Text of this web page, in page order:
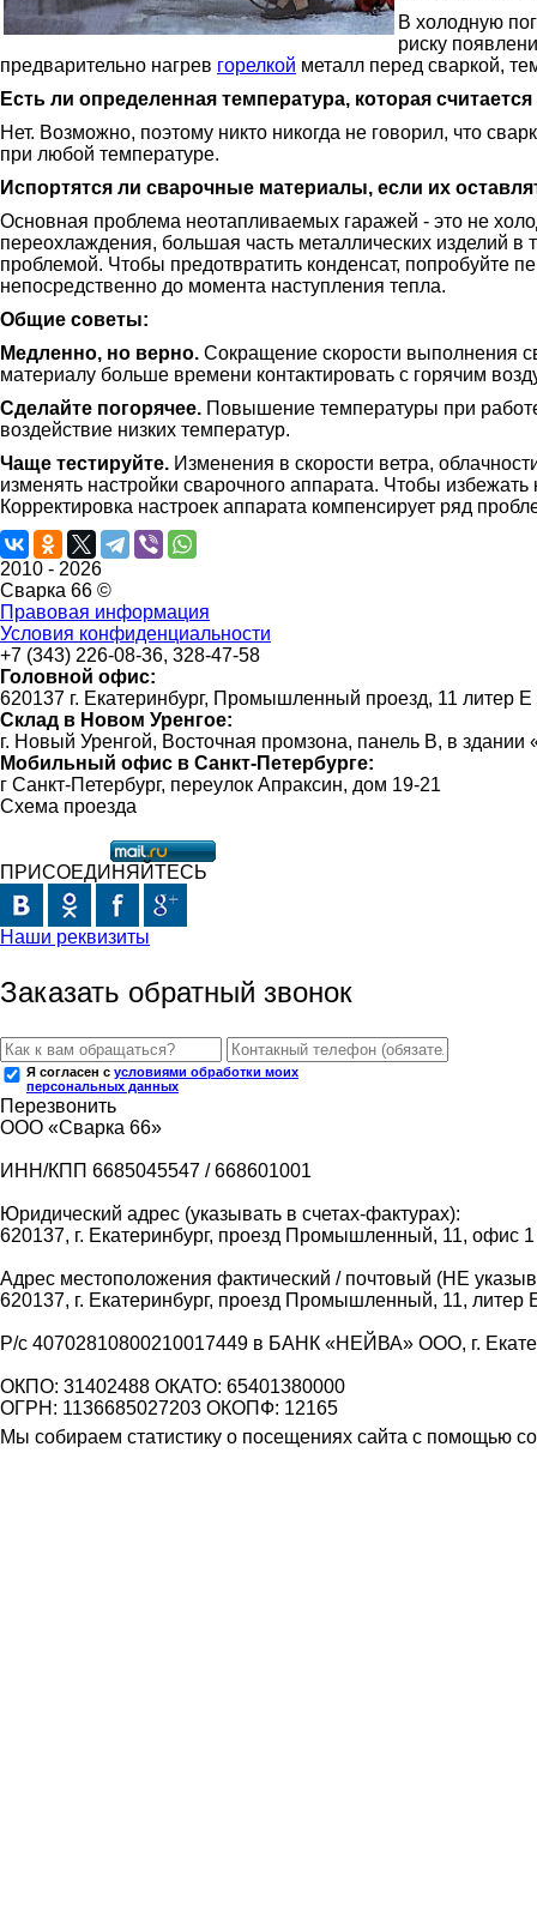
В холодную
риску
предварительно нагрев горелкой металл перед сваркой,
Есть ли определенная температура, которая
Нет. Возможно, поэтому никто никогда не говорил, что
при любой температуре.
Испортятся ли сварочные материалы, если их
Основная проблема неотапливаемых гаражей - это не
переохлаждения, большая часть металлических изделий в
проблемой. Чтобы предотвратить конденсат, попробуйте
непосредственно до момента наступления тепла.
Общие советы:
Медленно, но верно. Сокращение скорости выполнения
материалу больше времени контактировать с горячим
Сделайте погорячее. Повышение температуры при
воздействие низких температур.
Чаще тестируйте. Изменения в скорости ветра,
изменять настройки сварочного аппарата. Чтобы
Корректировка настроек аппарата компенсирует ряд
2010 - 2026
Сварка 66 ©
Правовая информация
Условия конфиденциальности
+7 (343) 226-08-36, 328-47-58
Головной офис:
620137 г. Екатеринбург, Промышленный проезд, 11 литер Е
Склад в Новом Уренгое:
г. Новый Уренгой, Восточная промзона, панель В, в
Мобильный офис в Санкт-Петербурге:
г Санкт-Петербург, переулок Апраксин, дом 19-21
Схема проезда
ПРИСОЕДИНЯЙТЕСЬ
Наши реквизиты
Заказать обратный звонок
Я согласен с условиями обработки моих
персональных данных
Перезвонить
ООО «Сварка 66»
ИНН/КПП 6685045547 / 668601001
Юридический адрес (указывать в счетах-фактурах):
620137, г. Екатеринбург, проезд Промышленный, 11, офис 1
Адрес местоположения фактический / почтовый (НЕ
620137, г. Екатеринбург, проезд Промышленный, 11, литер
Р/с 40702810800210017449 в БАНК «НЕЙВА» ООО, г.
ОКПО: 31402488 ОКАТО: 65401380000
ОГРН: 1136685027203 ОКОПФ: 12165
Мы собираем статистику о посещениях сайта с помощью